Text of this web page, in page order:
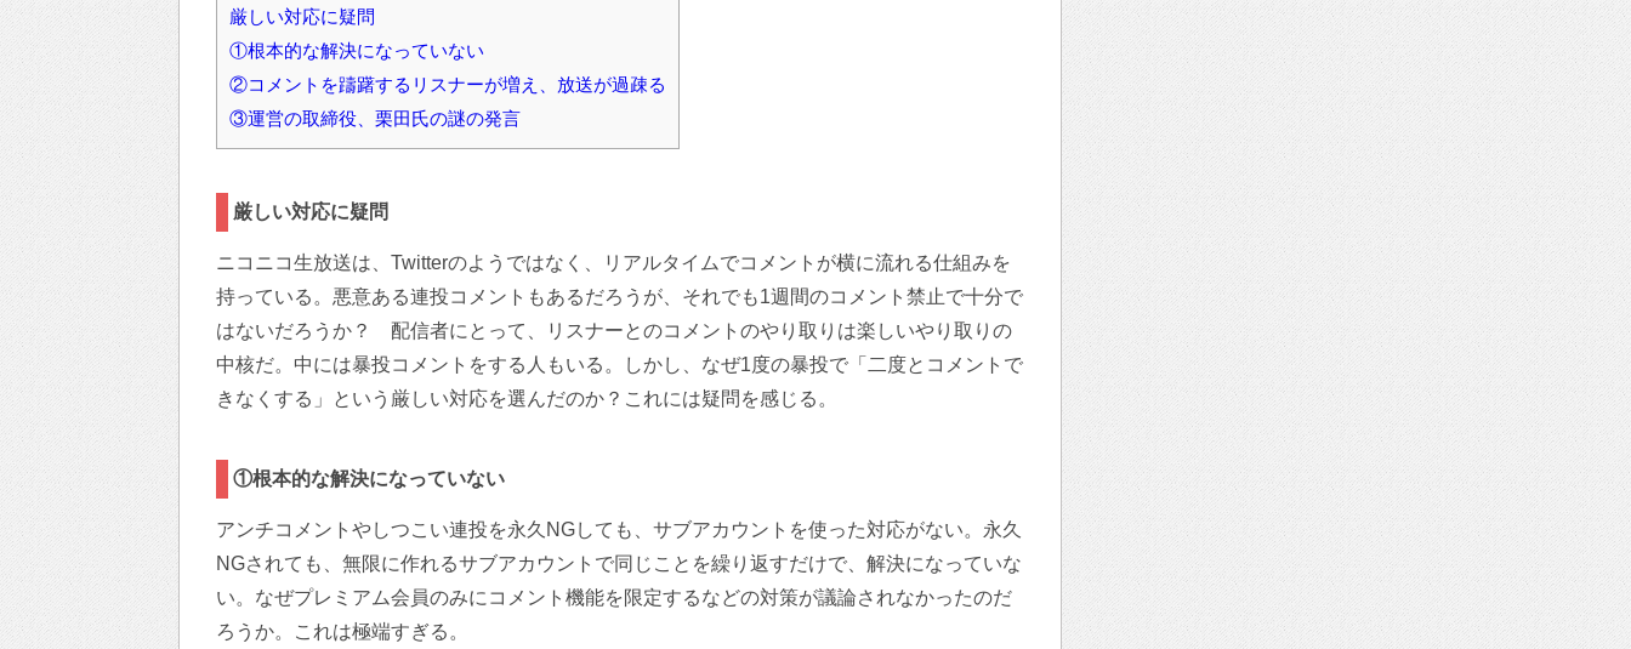
厳しい対応に疑問
①根本的な解決になっていない
②コメントを躊躇するリスナーが増え、放送が過疎る
③運営の取締役、栗田氏の謎の発言
厳しい対応に疑問
ニコニコ生放送は、Twitterのようではなく、リアルタイムでコメントが横に流れる仕組みを
持っている。悪意ある連投コメントもあるだろうが、それでも1週間のコメント禁止で十分で
はないだろうか？ 配信者にとって、リスナーとのコメントのやり取りは楽しいやり取りの
中核だ。中には暴投コメントをする人もいる。しかし、なぜ1度の暴投で「二度とコメントで
きなくする」という厳しい対応を選んだのか？これには疑問を感じる。
①根本的な解決になっていない
アンチコメントやしつこい連投を永久NGしても、サブアカウントを使った対応がない。永久
NGされても、無限に作れるサブアカウントで同じことを繰り返すだけで、解決になっていな
い。なぜプレミアム会員のみにコメント機能を限定するなどの対策が議論されなかったのだ
ろうか。これは極端すぎる。